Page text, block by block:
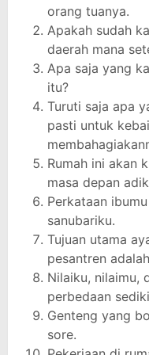
orang tuanya.
Apakah sudah
daerah mana
Apa saja yang
itu?
Turuti saja apa
pasti untuk
Rumah ini akan
masa depan
Perkataan
sanubariku.
Tujuan utama
pesantren
Nilaiku, nilaimu,
perbedaan
Genteng yang
sore.